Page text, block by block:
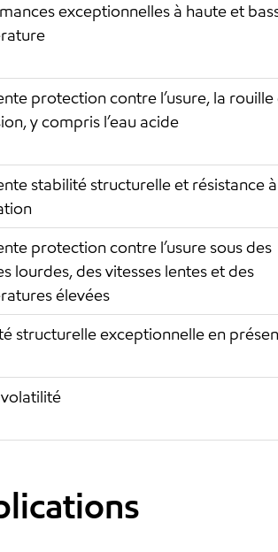
exceptionnelles à haute et
protection contre l’usure, la rouille
y compris l’eau acide
stabilité structurelle et résistance à
protection contre l’usure sous des
lourdes, des vitesses lentes et des
élevées
structurelle exceptionnelle en